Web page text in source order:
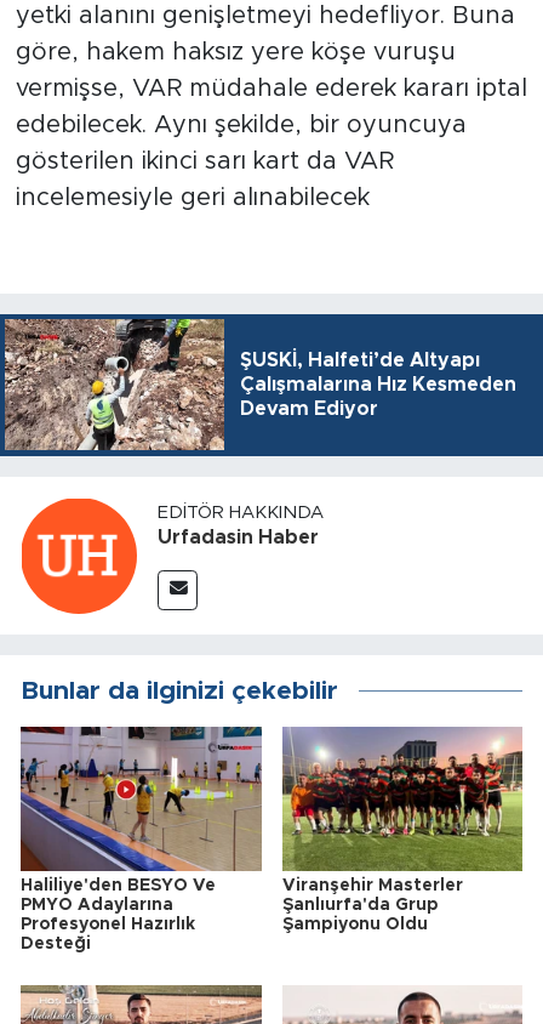
yetki alanını genişletmeyi hedefliyor. Buna
göre, hakem haksız yere köşe vuruşu
vermişse, VAR müdahale ederek kararı iptal
edebilecek. Aynı şekilde, bir oyuncuya
gösterilen ikinci sarı kart da VAR
incelemesiyle geri alınabilecek
ŞUSKİ, Halfeti’de Altyapı
Çalışmalarına Hız Kesmeden
Devam Ediyor
EDITÖR HAKKINDA
Urfadasin Haber
Bunlar da ilginizi çekebilir
Haliliye'den BESYO Ve
PMYO Adaylarına
Profesyonel Hazırlık
Desteği
Viranşehir Masterler
Şanlıurfa'da Grup
Şampiyonu Oldu